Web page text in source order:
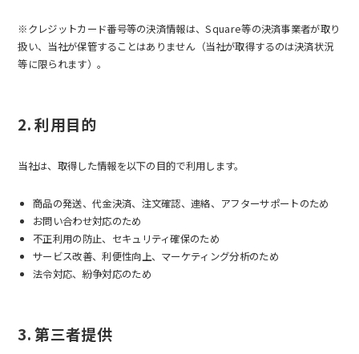
※クレジットカード番号等の決済情報は、Square等の決済事業者が取り
扱い、当社が保管することはありません（当社が取得するのは決済状況
等に限られます）。
2. 利用目的
当社は、取得した情報を以下の目的で利用します。
商品の発送、代金決済、注文確認、連絡、アフターサポートのため
お問い合わせ対応のため
不正利用の防止、セキュリティ確保のため
サービス改善、利便性向上、マーケティング分析のため
法令対応、紛争対応のため
3. 第三者提供